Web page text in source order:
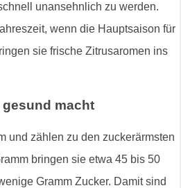
unansehnlich zu werden.
wenn die Hauptsaison für
sie frische Zitrusaromen ins
gesund macht
und zählen zu den zuckerärmsten
bringen sie etwa 45 bis 50
Gramm Zucker. Damit sind